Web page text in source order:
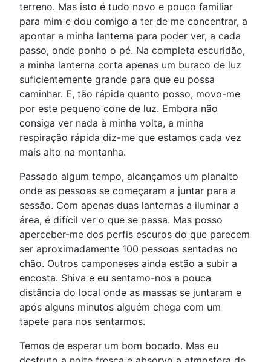
terreno. Mas isto é tudo novo e pouco familiar
para mim e dou comigo a ter de me concentrar, a
apontar a minha lanterna para poder ver, a cada
passo, onde ponho o pé. Na completa escuridão,
a minha lanterna corta apenas um buraco de luz
suficientemente grande para que eu possa
caminhar. E, tão rápida quanto posso, movo-me
por este pequeno cone de luz. Embora não
consiga ver nada à minha volta, a minha
respiração rápida diz-me que estamos cada vez
mais alto na montanha.
Passado algum tempo, alcançamos um planalto
onde as pessoas se começaram a juntar para a
sessão. Com apenas duas lanternas a iluminar a
área, é difícil ver o que se passa. Mas posso
aperceber-me dos perfis escuros do que parecem
ser aproximadamente 100 pessoas sentadas no
chão. Outros camponeses ainda estão a subir a
encosta. Shiva e eu sentamo-nos a pouca
distância do local onde as massas se juntaram e
após alguns minutos alguém chega com um
tapete para nos sentarmos.
Temos de esperar um bom bocado. Mas eu